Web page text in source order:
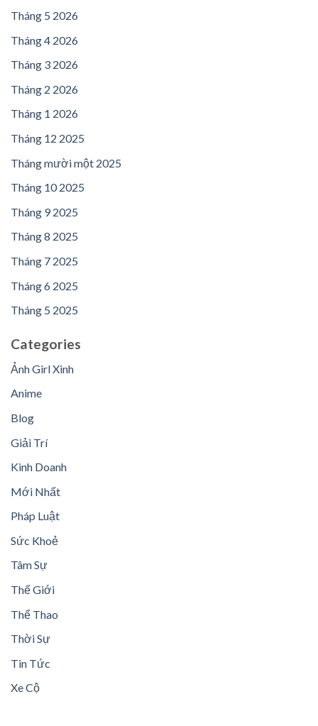
Tháng 5 2026
Tháng 4 2026
Tháng 3 2026
Tháng 2 2026
Tháng 1 2026
Tháng 12 2025
Tháng mười một 2025
Tháng 10 2025
Tháng 9 2025
Tháng 8 2025
Tháng 7 2025
Tháng 6 2025
Tháng 5 2025
Categories
Ảnh Girl Xinh
Anime
Blog
Giải Trí
Kinh Doanh
Mới Nhất
Pháp Luật
Sức Khoẻ
Tâm Sự
Thế Giới
Thể Thao
Thời Sự
Tin Tức
Xe Cộ